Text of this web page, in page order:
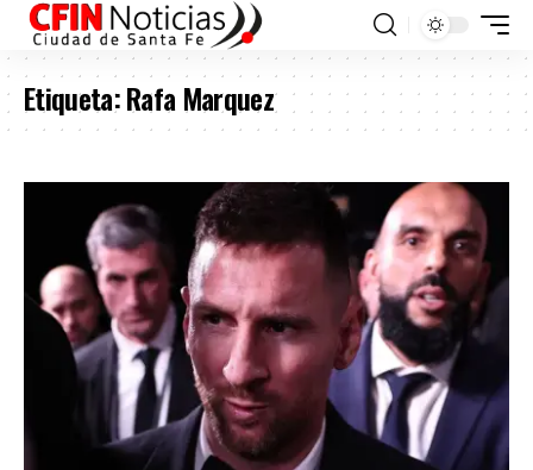
Etiqueta:Rafa Marquez